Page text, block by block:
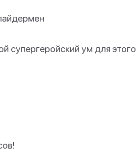
супергеройский ум для этого